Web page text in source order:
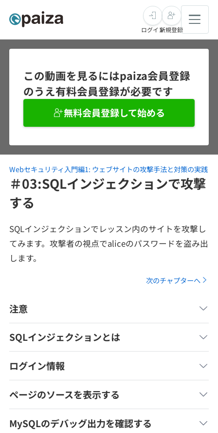
求人検索
インタビュー
転職成功ガイド
転職エージェント
未経験転職
インタビュー
転職成功ガイド
本選考
インターン
新卒エージェント
就活成功ガイド
学習
講座一覧
問題集
4択課題
ナレッジ
個人向けプラン
法人向けプラン
学校向けプラン
スキルチェック
プログラミング言語
SQL
評価結果一覧
ゲーム・マンガ
メディア
Tech Team Journal
note
ログイン新規登録
この動画を見るにはpaiza会員登録
のうえ有料会員登録が必要です
無料会員登録して始める
Webセキュリティ入門編1: ウェブサイトの攻撃手法と対策の実践
＃03:SQLインジェクションで攻撃
する
SQLインジェクションでレッスン内のサイトを攻撃し
てみます。攻撃者の視点でaliceのパスワードを盗み出
します。
次のチャプターへ
注意
SQLインジェクションとは
ログイン情報
ページのソースを表示する
MySQLのデバッグ出力を確認する